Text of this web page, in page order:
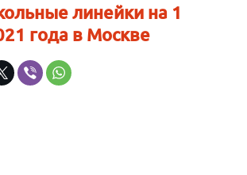
линейки на 1
года в Москве